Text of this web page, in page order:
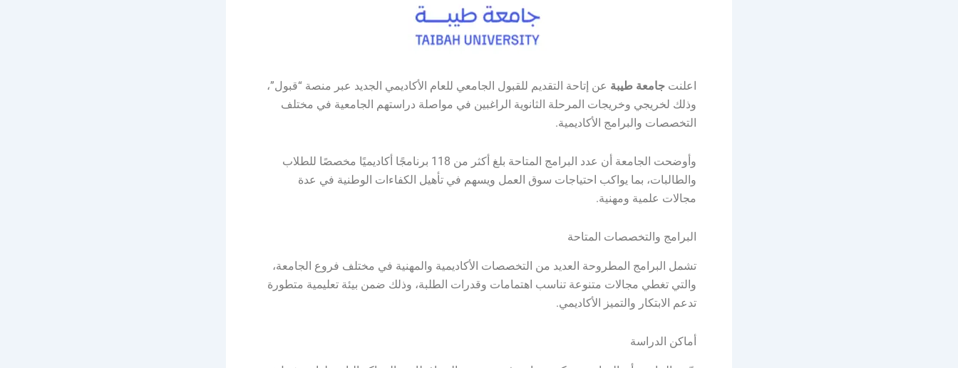
اعلنت جامعة طيبة عن إتاحة التقديم للقبول الجامعي للعام الأكاديمي الجديد عبر منصة “قبول”،
وذلك لخريجي وخريجات المرحلة الثانوية الراغبين في مواصلة دراستهم الجامعية في مختلف
التخصصات والبرامج الأكاديمية.
وأوضحت الجامعة أن عدد البرامج المتاحة بلغ أكثر من 118 برنامجًا أكاديميًا مخصصًا للطلاب
والطالبات، بما يواكب احتياجات سوق العمل ويسهم في تأهيل الكفاءات الوطنية في عدة
مجالات علمية ومهنية.
البرامج والتخصصات المتاحة
تشمل البرامج المطروحة العديد من التخصصات الأكاديمية والمهنية في مختلف فروع الجامعة،
والتي تغطي مجالات متنوعة تناسب اهتمامات وقدرات الطلبة، وذلك ضمن بيئة تعليمية متطورة
تدعم الابتكار والتميز الأكاديمي.
أماكن الدراسة